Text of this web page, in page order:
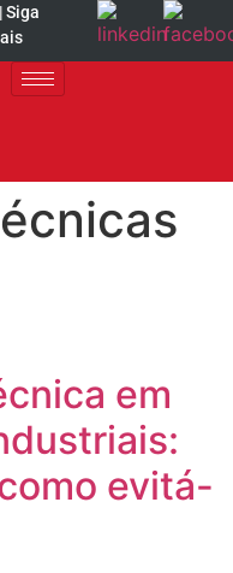
Siga
em
evitá-